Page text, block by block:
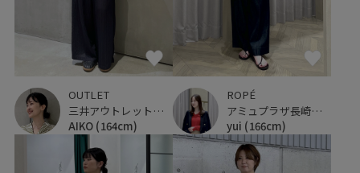
OUTLET
三井アウトレットパーク 横浜ベイサイド
AIKO (164cm)
ROPÉ
アミュプラザ長崎新館
yui (166cm)